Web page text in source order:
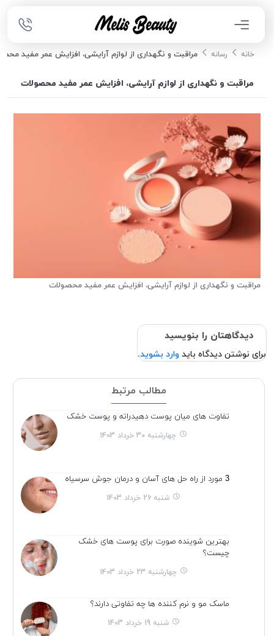
خانه رسانه مراقبت و نگهداری از لوازم آرایشی، افزایش عمر مفید
مراقبت و نگهداری از لوازم آرایشی، افزایش عمر مفید محصولات
مراقبت و نگهداری از لوازم آرایشی، افزایش عمر مفید محصولات
دیدگاهتان را بنویسید
برای نوشتن دیدگاه باید وارد بشوید.
مطالب مرتبط
تفاوت های میان پوست دهیدراته و پوست خشک
چهارشنبه 30 خرداد 1403
3 مورد از راه حل های آسان و درمان جوش سرسیاه
شنبه 26 خرداد 1403
بهترین شوینده صورت برای پوست های خشک
چیست؟
چهارشنبه 23 خرداد 1403
ماسک مو و نرم کننده ها چه تفاوتی دارند؟
شنبه 19 خرداد 1403